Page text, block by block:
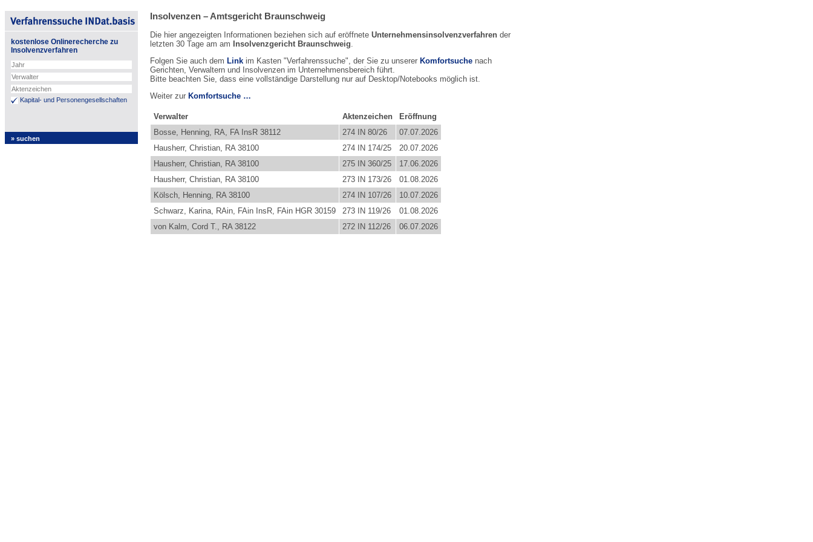
kostenlose Onlinerecherche zu
Insolvenzverfahren
Kapital- und Personengesellschaften
Insolvenzen – Amtsgericht Braunschweig
Die hier angezeigten Informationen beziehen sich auf eröffnete Unternehmensinsolvenzverfahren der
letzten 30 Tage am am
Insolvenzgericht Braunschweig.
Folgen Sie auch dem Link im Kasten "Verfahrenssuche", der Sie zu unserer Komfortsuche nach
Gerichten, Verwaltern und Insolvenzen im Unternehmensbereich führt.
Bitte beachten Sie, dass eine vollständige Darstellung nur auf Desktop/Notebooks möglich ist.
Weiter zur Komfortsuche …
Verwalter Aktenzeichen
Eröffnung
Bosse, Henning, RA, FA InsR 38112
274 IN 80/26
07.07.2026
Hausherr, Christian, RA 38100
274 IN 174/25
20.07.2026
Hausherr, Christian, RA 38100
275 IN 360/25
17.06.2026
Hausherr, Christian, RA 38100
273 IN 173/26
01.08.2026
Kölsch, Henning, RA 38100
274 IN 107/26
10.07.2026
Schwarz, Karina, RAin, FAin InsR, FAin HGR 30159
273 IN 119/26
01.08.2026
von Kalm, Cord T., RA 38122
272 IN 112/26 06.07.2026